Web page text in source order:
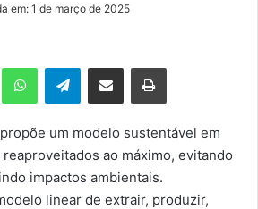
e
u
m
e
-
m
a
em: 1 de março de 2025
Telegram
um modelo sustentável em
ao máximo, evitando
impactos ambientais.
linear de extrair, produzir,